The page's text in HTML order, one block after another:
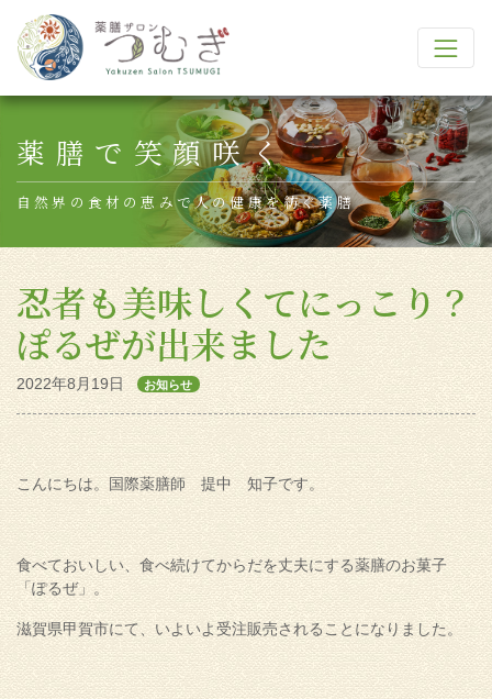
Main Navigation
薬膳で笑顔咲く
自然界の食材の恵みで人の健康を紡ぐ薬膳
忍者も美味しくてにっこり？
ぽるぜが出来ました
2022年8月19日 お知らせ
こんにちは。国際薬膳師 提中 知子です。
食べておいしい、食べ続けてからだを丈夫にする薬膳のお菓子
「ぽるぜ」。
滋賀県甲賀市にて、いよいよ受注販売されることになりました。